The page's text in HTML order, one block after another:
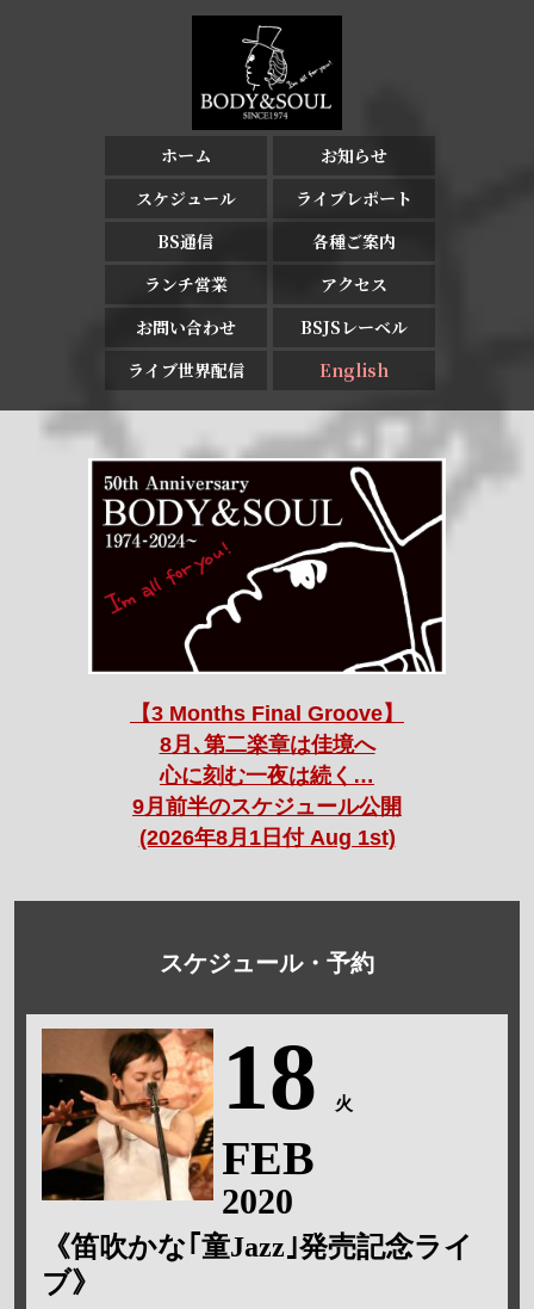
ホーム
お知らせ
スケジュール
ライブレポート
BS通信
各種ご案内
ランチ営業
アクセス
お問い合わせ
BSJSレーベル
ライブ世界配信
English
【3 Months Final Groove】
8月､第二楽章は佳境へ
心に刻む一夜は続く…
9月前半のスケジュール公開
(2026年8月1日付 Aug 1st)
スケジュール・予約
18 火
FEB
2020
《笛吹かな｢童Jazz｣発売記念ライ
ブ》